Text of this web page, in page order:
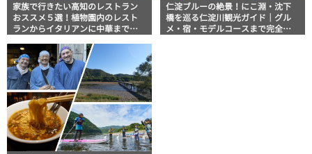
家族で行きたい高知のレストラン
おススメ５選！植物園内のレスト
ランからイタリアンに中華まで楽
仁淀ブルーの絶景！にこ淵・沈下
橋を巡る仁淀川観光ガイド｜グル
メ・宿・モデルコースまで完全網